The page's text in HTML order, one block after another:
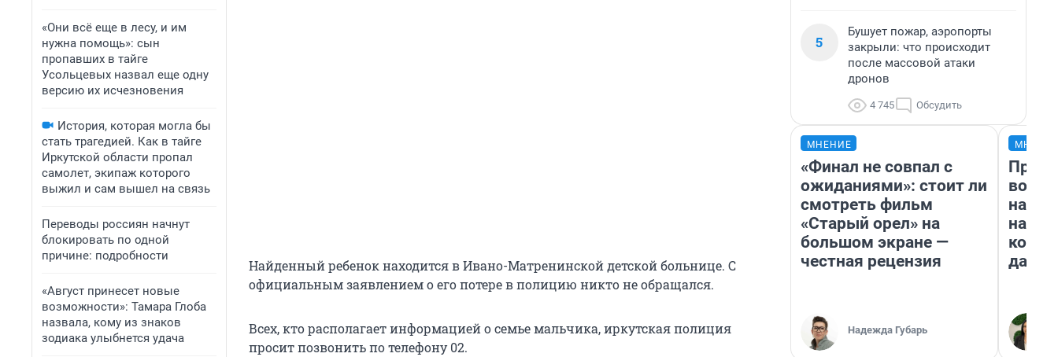
«Они всё еще в лесу, и им
нужна помощь»: сын
пропавших в тайге
Усольцевых назвал еще одну
версию их исчезновения
История, которая могла бы
стать трагедией. Как в тайге
Иркутской области пропал
самолет, экипаж которого
выжил и сам вышел на связь
Переводы россиян начнут
блокировать по одной
причине: подробности
«Август принесет новые
возможности»: Тамара Глоба
назвала, кому из знаков
зодиака улыбнется удача
Найденный ребенок находится в Ивано-Матренинской детской больнице. С
официальным заявлением о его потере в полицию никто не обращался.
Всех, кто располагает информацией о семье мальчика, иркутская полиция
просит позвонить по телефону 02.
5
Бушует пожар, аэропорты
закрыли: что происходит
после массовой атаки
дронов
4 745 Обсудить
МНЕНИЕ
«Финал не совпал с
ожиданиями»: стоит ли
смотреть фильм
«Старый орел» на
большом экране —
честная рецензия
Надежда Губарь
нам
даже